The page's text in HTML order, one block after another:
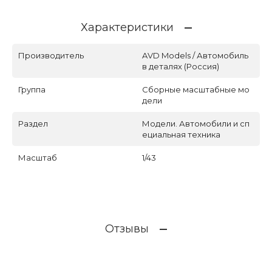
Характеристики
Производитель
AVD Models / Автомобиль
в деталях (Россия)
Группа
Сборные масштабные мо
дели
Раздел
Модели. Автомобили и сп
ециальная техника
Масштаб 1/43
Отзывы